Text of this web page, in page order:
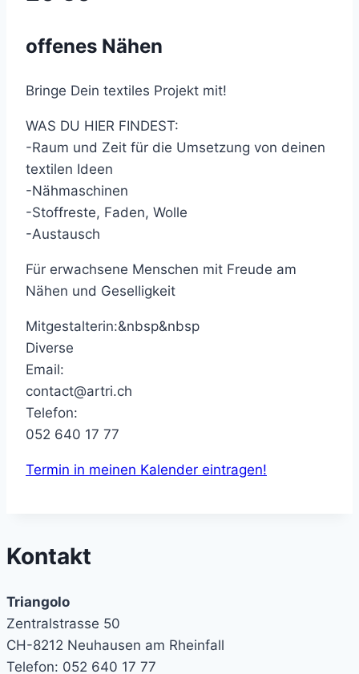
offenes Nähen
Bringe Dein textiles Projekt mit!
WAS DU HIER FINDEST:
-Raum und Zeit für die Umsetzung von deinen
textilen Ideen
-Nähmaschinen
-Stoffreste, Faden, Wolle
-Austausch
Für erwachsene Menschen mit Freude am
Nähen und Geselligkeit
Mitgestalterin:&nbsp&nbsp
Diverse
Email:
contact@artri.ch
Telefon:
052 640 17 77
Termin in meinen Kalender eintragen!
Kontakt
Triangolo
Zentralstrasse 50
CH-8212 Neuhausen am Rheinfall
Telefon: 052 640 17 77